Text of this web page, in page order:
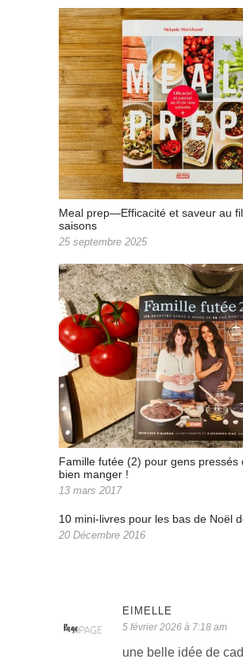
Meal prep—Efficacité et saveur au
saisons
25 septembre 2025
Famille futée (2) pour gens pressés
bien manger !
13 mars 2017
10 mini-livres pour les bas de Noël
20 Décembre 2016
EIMELLE
5 février 2026 à 7:18 am
une belle idée de